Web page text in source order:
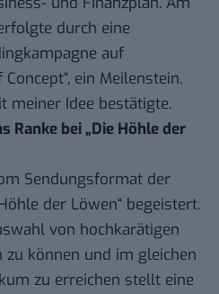
durch eine
auf
ein Meilenstein,
meiner Idee bestätigte.
Ranke bei „Die Höhle der
Sendungsformat der
der Löwen“ begeistert.
von hochkarätigen
können und im gleichen
zu erreichen stellt eine